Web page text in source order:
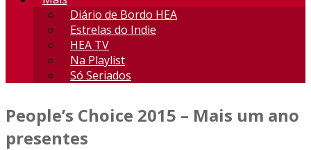
Diário de Bordo HEA
Estrelas do Indie
HEA TV
Na Playlist
Só Seriados
People’s Choice 2015 – Mais um ano
presentes